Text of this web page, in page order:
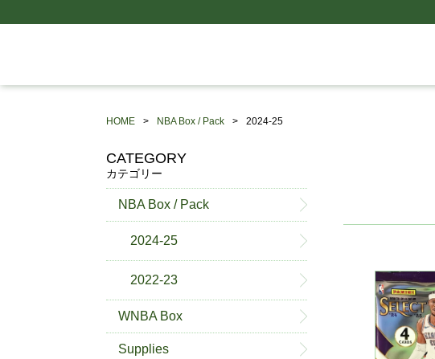
HOME NBA Box / Pack 2024-25
CATEGORY
カテゴリー
NBA Box / Pack
2024-25
2022-23
WNBA Box
Supplies